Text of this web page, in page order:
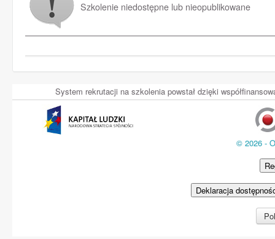
Szkolenie niedostępne lub nieopublikowane
System rekrutacji na szkolenia powstał dzięki
© 2026 -
Deklaracja